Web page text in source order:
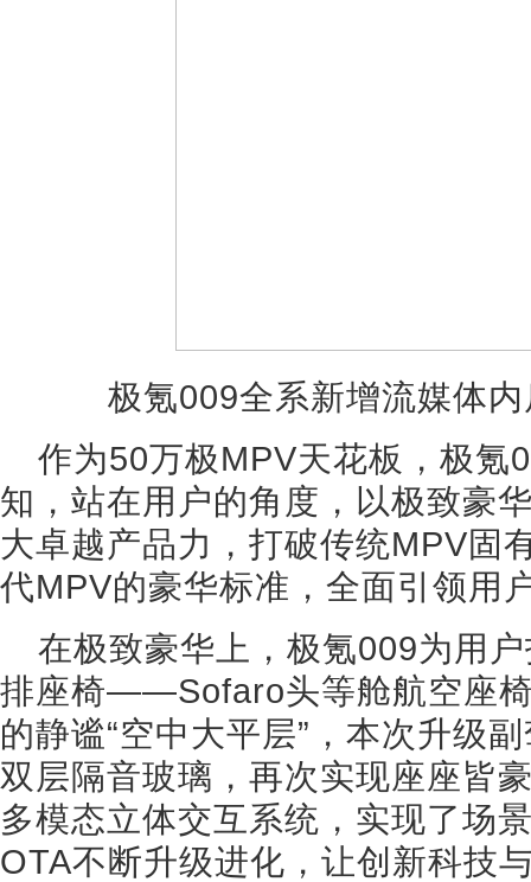
极氪009全系新增流媒体
作为50万极MPV天花板，极氪
知，站在用户的角度，以极致豪
大卓越产品力，打破传统MPV固
代MPV的豪华标准，全面引领用
在极致豪华上，极氪009为用
排座椅——Sofaro头等舱航空座
的静谧“空中大平层”，本次升级
双层隔音玻璃，再次实现座座皆
多模态立体交互系统，实现了场
OTA不断升级进化，让创新科技